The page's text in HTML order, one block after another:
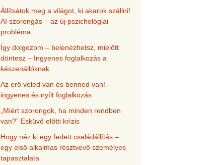
Állítsátok meg a világot, ki akarok szállni!
AI szorongás – az új pszichológiai
probléma
Így dolgozom – belenézhetsz, mielőtt
döntesz – Ingyenes foglalkozás a
készenállóknak
Az erő veled van és benned van! –
ingyenes és nyílt foglalkozás
„Miért szorongok, ha minden rendben
van?” Esküvő előtti krízis
Hogy néz ki egy fedett családállítás –
egy első alkalmas résztvevő személyes
tapasztalata